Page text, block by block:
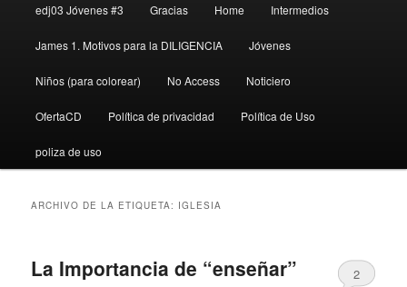
edj03 Jóvenes #3 Gracias Home Intermedios
James 1. Motivos para la DILIGENCIA Jóvenes
Niños (para colorear) No Access Noticiero
OfertaCD Política de privacidad Política de Uso
poliza de uso
ARCHIVO DE LA ETIQUETA: IGLESIA
La Importancia de “enseñar” 2